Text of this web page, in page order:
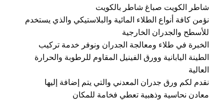
شاطر الكويت صباغ شاطر بالكويت
نؤمن كافة أنواع الطلاء المائية والبلاستيكي والذي يستخدم
للأسطح والجدران الخارجية
الخبرة في طلاء ومعالجة الجدران ونوفر خدمة تركيب
الطينة اليابانية وورق الفينيل المقاوم للرطوبة والحرارة
العالية
نقدم لكم ورق جدران المعدني والتي يتم إضافة إليها
معادن نحاسية وذهبية تعطي فخامة للمكان